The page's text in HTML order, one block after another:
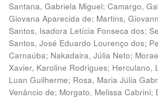
Santana, Gabriela Miguel; Camargo,
Giovana Aparecida de; Martins,
Santos, Isadora Letícia Fonseca dos;
Santos, José Eduardo Lourenço dos;
Carnaúba; Nakadaira, Júlia Neto;
Xavier, Karoline Rodrigues; Herculano,
Luan Guilherme; Rosa, Maria Júlia
Venâncio de; Morgato, Melissa Cabrini;